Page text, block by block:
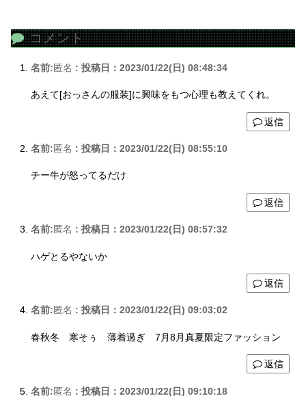
コメント
名前:匿名 : 投稿日：2023/01/22(日) 08:48:34
あえて[おっさんの服装]に興味をもつ心理も教えてくれ。
返信
名前:匿名 : 投稿日：2023/01/22(日) 08:55:10
チー牛が怒ってるだけ
返信
名前:匿名 : 投稿日：2023/01/22(日) 08:57:32
ハゲとるやないか
返信
名前:匿名 : 投稿日：2023/01/22(日) 09:03:02
春秋冬 寒そぅ 薄着過ぎ 7月8月真夏限定ファッション
返信
名前:匿名 : 投稿日：2023/01/22(日) 09:10:18